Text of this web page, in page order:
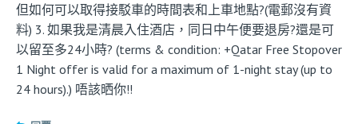
但如何可以取得接駁車的時間表和上車地點?(電郵沒有資
料) 3. 如果我是清晨入住酒店，同日中午便要退房?還是可
以留至多24小時? (terms & condition: +Qatar Free Stopover
1 Night offer is valid for a maximum of 1-night stay (up to
24 hours).) 唔該晒你!!